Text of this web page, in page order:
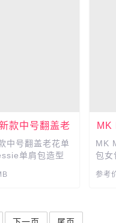
款中号翻盖老
挎包
中号翻盖老花单
单肩包造型
吸搭扣搭配品
MK
MK
包
案
参考